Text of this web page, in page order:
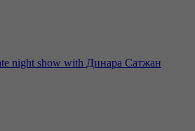
night show with Динара Сатжан